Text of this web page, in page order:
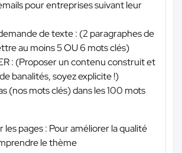
pour entreprises suivant leur
de texte : (2 paragraphes de
au moins 5 OU 6 mots clés)
: (Proposer un contenu construit et
banalités, soyez explicite !)
(nos mots clés) dans les 100 mots
les pages : Pour améliorer la qualité
le thème